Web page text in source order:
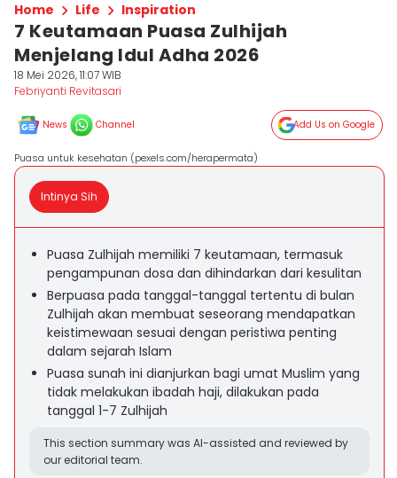
Home Life Inspiration
7 Keutamaan Puasa Zulhijah
Menjelang Idul Adha 2026
18 Mei 2026, 11:07 WIB
Febriyanti Revitasari
News Channel Add Us on Google
Puasa untuk kesehatan (pexels.com/herapermata)
Intinya Sih
Puasa Zulhijah memiliki 7 keutamaan, termasuk
pengampunan dosa dan dihindarkan dari kesulitan
Berpuasa pada tanggal-tanggal tertentu di bulan
Zulhijah akan membuat seseorang mendapatkan
keistimewaan sesuai dengan peristiwa penting
dalam sejarah Islam
Puasa sunah ini dianjurkan bagi umat Muslim yang
tidak melakukan ibadah haji, dilakukan pada
tanggal 1-7 Zulhijah
This section summary was AI-assisted and reviewed by
our editorial team.